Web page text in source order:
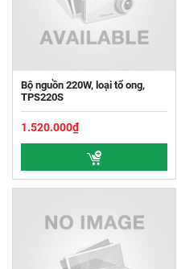
Bộ nguồn 220W, loại tổ ong,
TPS220S
1.520.000₫